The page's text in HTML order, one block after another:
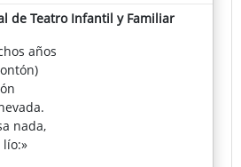
de Teatro Infantil y Familiar
años
nada,
lío:»